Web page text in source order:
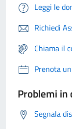
Leggi le
Richiedi
Chiama il
Prenota
Problemi in
Segnala